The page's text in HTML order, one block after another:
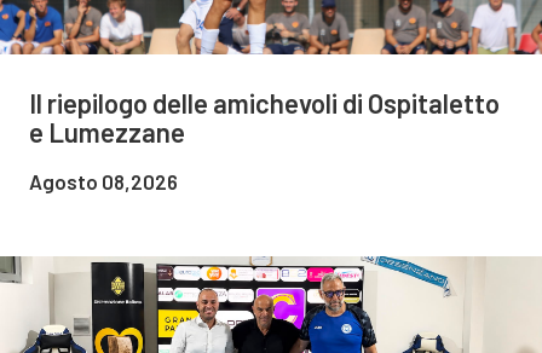
Il riepilogo delle amichevoli di Ospitaletto
e Lumezzane
Agosto 08,2026